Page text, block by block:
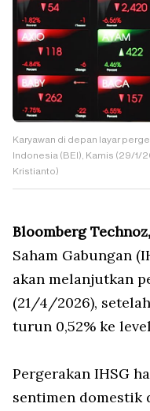
Karyawan di depan layar
Indonesia (BEI), Kamis (29/
Kristianto)
Bloomberg
Saham Gabungan
akan melanjutkan
(21/4/2026),
turun 0,52% ke
Pergerakan IHSG
sentimen domestik